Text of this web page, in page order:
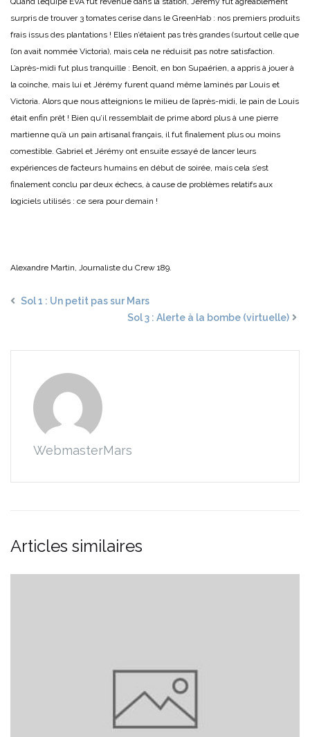
surpris de trouver 3 tomates cerise dans le GreenHab : nos premiers produits
frais issus des plantations ! Elles n’étaient pas très grandes (surtout celle que
l’on avait nommée Victoria), mais cela ne réduisit pas notre satisfaction.
L’après-midi fut plus tranquille : Benoît, en bon Supaérien, a appris à jouer à
la coinche, mais lui et Jérémy furent quand même laminés par Louis et
Victoria. Alors que nous atteignions le milieu de l’après-midi, le pain de Louis
était enfin prêt ! Bien qu’il ressemblait de prime abord plus à une pierre
martienne qu’à un pain artisanal français, il fut finalement plus ou moins
comestible. Gabriel et Jérémy ont ensuite essayé de lancer leurs
expériences de facteurs humains en début de soirée, mais cela s’est
finalement conclu par deux échecs, à cause de problèmes relatifs aux
logiciels utilisés : ce sera pour demain !
Alexandre Martin, Journaliste du Crew 189.
Sol 1 : Un petit pas sur Mars
Sol 3 : Alerte à la bombe (virtuelle)
WebmasterMars
Articles similaires